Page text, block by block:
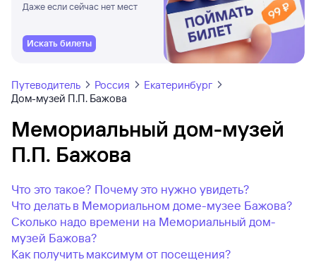
Даже если сейчас нет мест
Искать билеты
Путеводитель Россия
Екатеринбург
Дом-музей П.П. Бажова
Мемориальный дом-музей
П.П. Бажова
Что это такое? Почему это нужно увидеть?
Что делать в Мемориальном доме-музее Бажова?
Сколько надо времени на Мемориальный дом-
музей Бажова?
Как получить максимум от посещения?